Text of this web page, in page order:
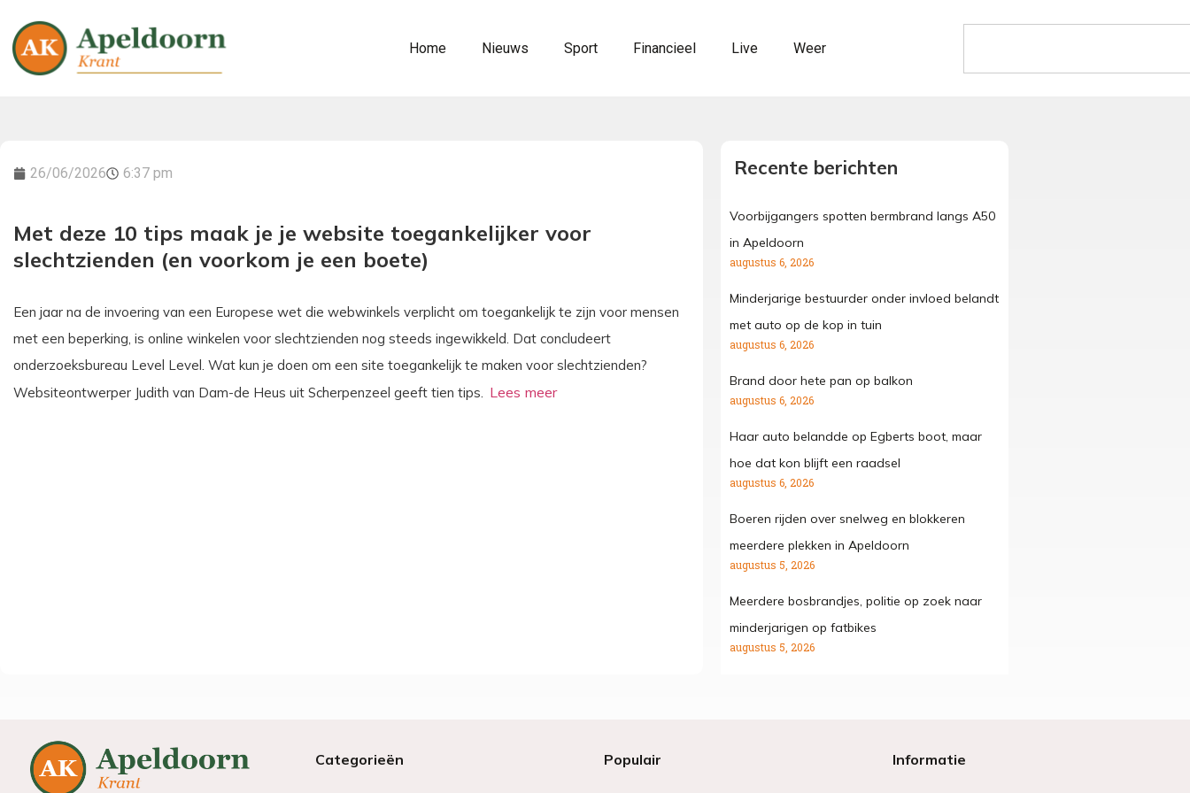
Home Nieuws Sport Financieel Live Weer
26/06/2026 6:37 pm
Met deze 10 tips maak je je website toegankelijker voor
slechtzienden (en voorkom je een boete)
Een jaar na de invoering van een Europese wet die webwinkels verplicht om toegankelijk te zijn voor mensen
met een beperking, is online winkelen voor slechtzienden nog steeds ingewikkeld. Dat concludeert
onderzoeksbureau Level Level. Wat kun je doen om een site toegankelijk te maken voor slechtzienden?
Websiteontwerper Judith van Dam-de Heus uit Scherpenzeel geeft tien tips.
Recente berichten
Voorbijgangers spotten bermbrand langs A50
in Apeldoorn
augustus 6, 2026
Minderjarige bestuurder onder invloed belandt
met auto op de kop in tuin
augustus 6, 2026
Brand door hete pan op balkon
augustus 6, 2026
Haar auto belandde op Egberts boot, maar
hoe dat kon blijft een raadsel
augustus 6, 2026
Boeren rijden over snelweg en blokkeren
meerdere plekken in Apeldoorn
augustus 5, 2026
Meerdere bosbrandjes, politie op zoek naar
minderjarigen op fatbikes
augustus 5, 2026
Categorieën Populair Informatie